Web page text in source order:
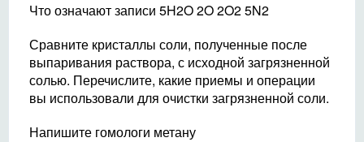
Что означают записи 5H2O 2O 2O2 5N2
Сравните кристаллы соли, полученные после
выпаривания раствора, с исходной загрязненной
солью. Перечислите, какие приемы и операции
вы использовали для очистки загрязненной соли.
Напишите гомологи метану